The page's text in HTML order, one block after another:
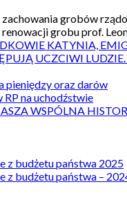
grobów
grobu prof.
KATYNIA,
UCZCIWI
pieniędzy oraz darów
na uchodźstwie
WSPÓLNA
z budżetu państwa 2025
z budżetu państwa –